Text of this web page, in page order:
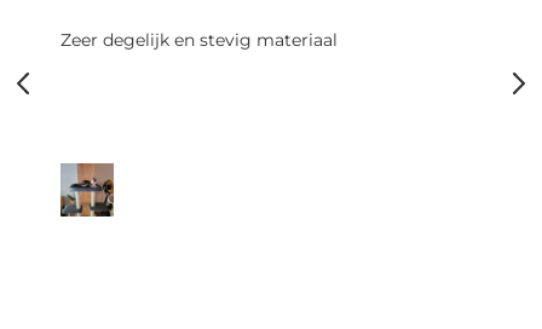
Zeer degelijk en stevig materiaal